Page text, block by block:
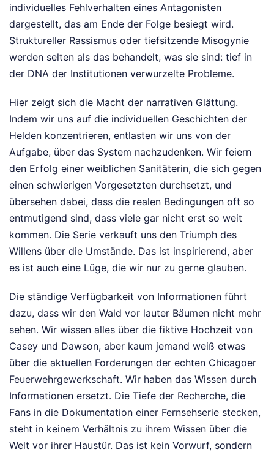
individuelles Fehlverhalten eines Antagonisten
dargestellt, das am Ende der Folge besiegt wird.
Struktureller Rassismus oder tiefsitzende Misogynie
werden selten als das behandelt, was sie sind: tief in
der DNA der Institutionen verwurzelte Probleme.
Hier zeigt sich die Macht der narrativen Glättung.
Indem wir uns auf die individuellen Geschichten der
Helden konzentrieren, entlasten wir uns von der
Aufgabe, über das System nachzudenken. Wir feiern
den Erfolg einer weiblichen Sanitäterin, die sich gegen
einen schwierigen Vorgesetzten durchsetzt, und
übersehen dabei, dass die realen Bedingungen oft so
entmutigend sind, dass viele gar nicht erst so weit
kommen. Die Serie verkauft uns den Triumph des
Willens über die Umstände. Das ist inspirierend, aber
es ist auch eine Lüge, die wir nur zu gerne glauben.
Die ständige Verfügbarkeit von Informationen führt
dazu, dass wir den Wald vor lauter Bäumen nicht mehr
sehen. Wir wissen alles über die fiktive Hochzeit von
Casey und Dawson, aber kaum jemand weiß etwas
über die aktuellen Forderungen der echten Chicagoer
Feuerwehrgewerkschaft. Wir haben das Wissen durch
Informationen ersetzt. Die Tiefe der Recherche, die
Fans in die Dokumentation einer Fernsehserie stecken,
steht in keinem Verhältnis zu ihrem Wissen über die
Welt vor ihrer Haustür. Das ist kein Vorwurf, sondern